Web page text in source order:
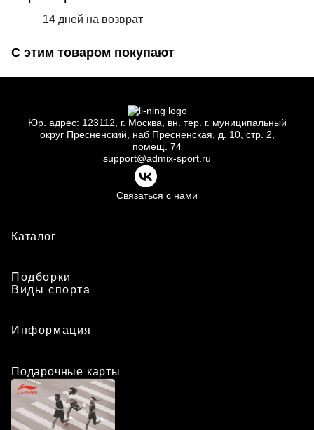
14 дней на возврат
С этим товаром покупают
Юр. адрес: 123112, г. Москва, вн. тер. г. муниципальный
округ Пресненский, наб Пресненская, д.
10, стр. 2,
помещ. 74
support@admix-sport.ru
Связаться с нами
Каталог
Подборки
Виды спорта
Информация
Подарочные карты